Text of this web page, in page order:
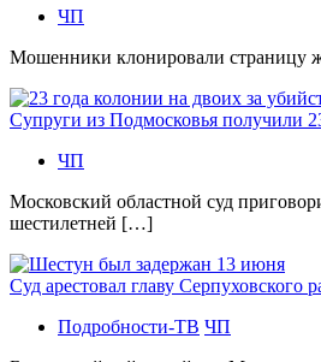
ЧП
Мошенники клонировали страницу
Супруги из Подмосковья получили
ЧП
Московский областной суд
шестилетней […]
Суд арестовал главу Серпуховского
Подробности-ТВ ЧП